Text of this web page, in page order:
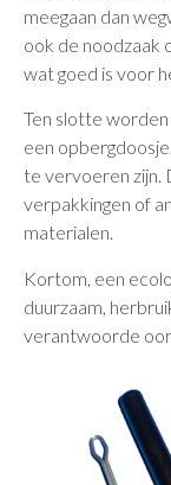
meegaan dan
ook de noodzaak
wat goed is voor
Ten slotte
een
te vervoeren zijn.
verpakkingen of
materialen.
Kortom, een
duurzaam,
verantwoorde